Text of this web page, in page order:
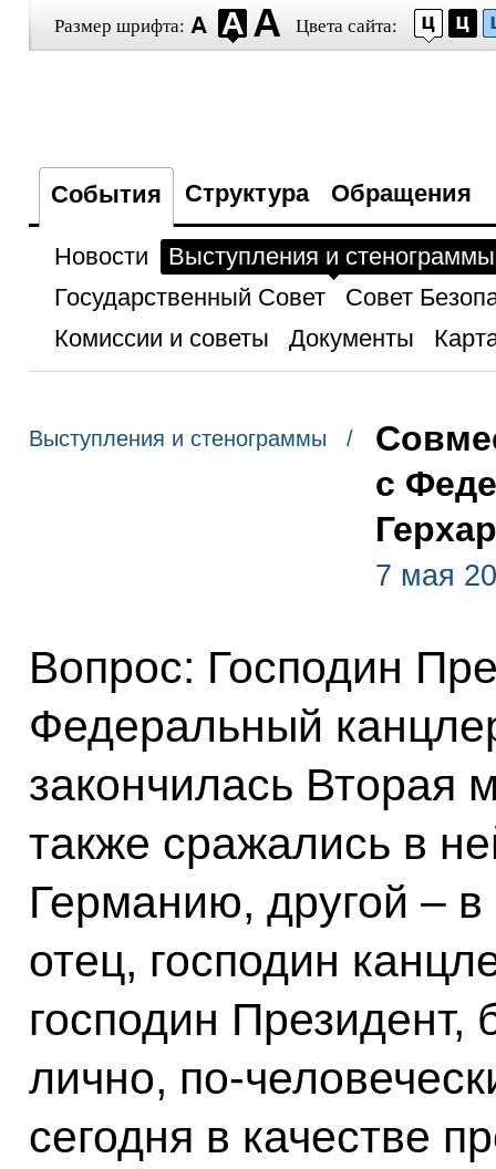
Размер шрифта: Цвета сайта:
События Структура Обращения
Новости
Выступления и стенограммы
Государственный Совет
Совет
Комиссии и советы
Документы
Выступления и стенограммы /
с
7 мая
Вопрос: Господин
Федеральный
закончилась Вторая
также сражались в
Германию, другой –
отец, господин
господин
лично,
сегодня в качестве